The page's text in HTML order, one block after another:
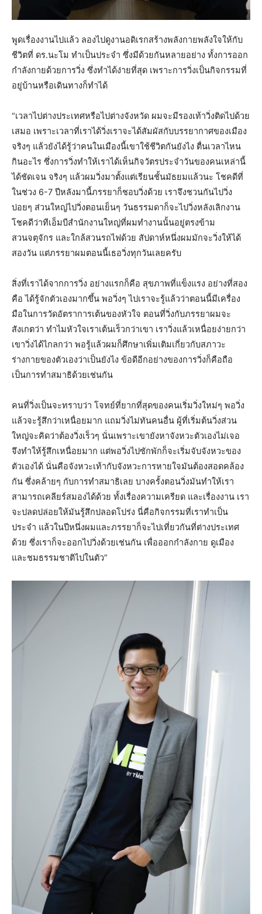
พูดเรื่องงานไปแล้ว ลองไปดูงานอดิเรกสร้างพลังกายพลังใจให้กับ
ชีวิตที่ ดร.นะโม ทำเป็นประจำ ซึ่งมีด้วยกันหลายอย่าง ทั้งการออก
กำลังกายด้วยการวิ่ง ซึ่งทำได้ง่ายที่สุด เพราะการวิ่งเป็นกิจกรรมที่
อยู่บ้านหรือเดินทางก็ทำได้
“เวลาไปต่างประเทศหรือไปต่างจังหวัด ผมจะมีรองเท้าวิ่งติดไปด้วย
เสมอ เพราะเวลาที่เราได้วิ่งเราจะได้สัมผัสกับบรรยากาศของเมือง
จริงๆ แล้วยังได้รู้ว่าคนในเมืองนี้เขาใช้ชีวิตกันยังไง ตื่นเวลาไหน
กินอะไร ซึ่งการวิ่งทำให้เราได้เห็นกิจวัตรประจำวันของคนเหล่านี้
ได้ชัดเจน จริงๆ แล้วผมวิ่งมาตั้งแต่เรียนชั้นมัธยมแล้วนะ โชคดีที่
ในช่วง 6-7 ปีหลังมานี้ภรรยาก็ชอบวิ่งด้วย เราจึงชวนกันไปวิ่ง
บ่อยๆ ส่วนใหญ่ไปวิ่งตอนเย็นๆ วันธรรมดาก็จะไปวิ่งหลังเลิกงาน
โชคดีว่าทีเอ็มบีสำนักงานใหญ่ที่ผมทำงานนั้นอยู่ตรงข้าม
สวนจตุจักร และใกล้สวนรถไฟด้วย สัปดาห์หนึ่งผมมักจะวิ่งให้ได้
สองวัน แต่ภรรยาผมตอนนี้เธอวิ่งทุกวันเลยครับ
สิ่งที่เราได้จากการวิ่ง อย่างแรกก็คือ สุขภาพที่แข็งแรง อย่างที่สอง
คือ ได้รู้จักตัวเองมากขึ้น พอวิ่งๆ ไปเราจะรู้แล้วว่าตอนนี้มีเครื่อง
มือในการวัดอัตราการเต้นของหัวใจ ตอนที่วิ่งกับภรรยาผมจะ
สังเกตว่า ทำไมหัวใจเราเต้นเร็วกว่าเขา เราวิ่งแล้วเหนื่อยง่ายกว่า
เขาวิ่งได้ไกลกว่า พอรู้แล้วผมก็ศึกษาเพิ่มเติมเกี่ยวกับสภาวะ
ร่างกายของตัวเองว่าเป็นยังไง ข้อดีอีกอย่างของการวิ่งก็คือถือ
เป็นการทำสมาธิด้วยเช่นกัน
คนที่วิ่งเป็นจะทราบว่า โจทย์ที่ยากที่สุดของคนเริ่มวิ่งใหม่ๆ พอวิ่ง
แล้วจะรู้สึกว่าเหนื่อยมาก แถมวิ่งไม่ทันคนอื่น ผู้ที่เริ่มต้นวิ่งส่วน
ใหญ่จะคิดว่าต้องวิ่งเร็วๆ นั่นเพราะเขายังหาจังหวะตัวเองไม่เจอ
จึงทำให้รู้สึกเหนื่อยมาก แต่พอวิ่งไปซักพักก็จะเริ่มจับจังหวะของ
ตัวเองได้ นั่นคือจังหวะเท้ากับจังหวะการหายใจมันต้องสอดคล้อง
กัน ซึ่งคล้ายๆ กับการทำสมาธิเลย บางครั้งตอนวิ่งมันทำให้เรา
สามารถเคลียร์สมองได้ด้วย ทั้งเรื่องความเครียด และเรื่องงาน เรา
จะปลดปล่อยให้มันรู้สึกปลอดโปร่ง นี่คือกิจกรรมที่เราทำเป็น
ประจำ แล้วในปีหนึ่งผมและภรรยาก็จะไปเที่ยวกันที่ต่างประเทศ
ด้วย ซึ่งเราก็จะออกไปวิ่งด้วยเช่นกัน เพื่อออกกำลังกาย ดูเมือง
และชมธรรมชาติไปในตัว”